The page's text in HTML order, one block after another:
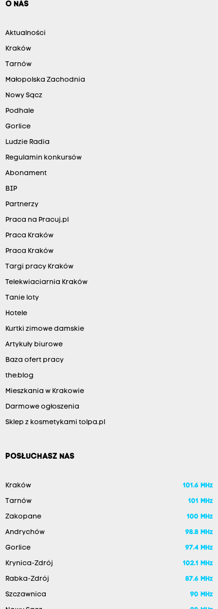
O NAS
Aktualności
Kraków
Tarnów
Małopolska Zachodnia
Nowy Sącz
Podhale
Gorlice
Ludzie Radia
Regulamin konkursów
Abonament
BIP
Partnerzy
Praca na Pracuj.pl
Praca Kraków
Praca Kraków
Targi pracy Kraków
Telekwiaciarnia Kraków
Tanie loty
Hotele
Kurtki zimowe damskie
Artykuły biurowe
Baza ofert pracy
the:blog
Mieszkania w Krakowie
Darmowe ogłoszenia
Sklep z kosmetykami tolpa.pl
POSŁUCHASZ NAS
Kraków 101.6 MHz
Tarnów 101 MHz
Zakopane 100 MHz
Andrychów 98.8 MHz
Gorlice 97.4 MHz
Krynica-Zdrój 102.1 MHz
Rabka-Zdrój 87.6 MHz
Szczawnica 90 MHz